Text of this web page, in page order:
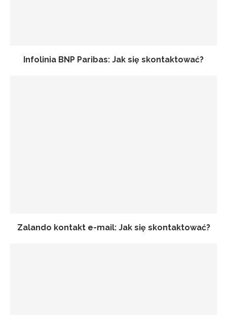
Infolinia BNP Paribas: Jak się skontaktować?
Zalando kontakt e-mail: Jak się skontaktować?